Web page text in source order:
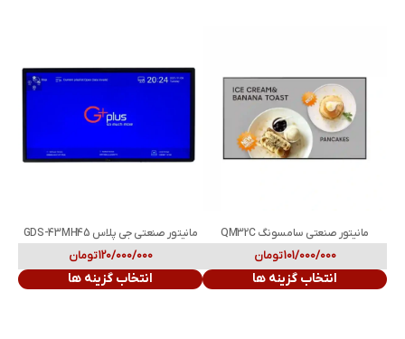
مانیتور صنعتی سامسونگ QM32C
101/000/000تومان
انتخاب گزینه ها
مانیتور صنعتی جی پلاس GDS-43MH45
120/000/000تومان
انتخاب گزینه ها